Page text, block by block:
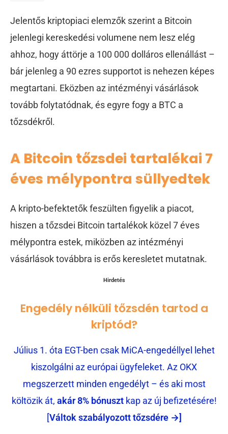
Jelentős kriptopiaci elemzők szerint a Bitcoin
jelenlegi kereskedési volumene nem lesz elég
ahhoz, hogy áttörje a 100 000 dolláros ellenállást –
bár jelenleg a 90 ezres supportot is nehezen képes
megtartani. Eközben az intézményi vásárlások
tovább folytatódnak, és egyre fogy a BTC a
tőzsdékről.
A Bitcoin tőzsdei tartalékai 7
éves mélypontra süllyedtek
A kripto-befektetők feszülten figyelik a piacot,
hiszen a tőzsdei Bitcoin tartalékok közel 7 éves
mélypontra estek, miközben az intézményi
vásárlások továbbra is erős keresletet mutatnak.
Hirdetés
Engedély nélküli tőzsdén tartod a
kriptód?
Július 1. óta EGT-ben csak MiCA-engedéllyel lehet
kiszolgálni az európai ügyfeleket. Az OKX
megszerzett minden engedélyt – és aki most
költözik át, akár 8% bónusztkap az új befizetésére!
[Váltok szabályozott tőzsdére →]